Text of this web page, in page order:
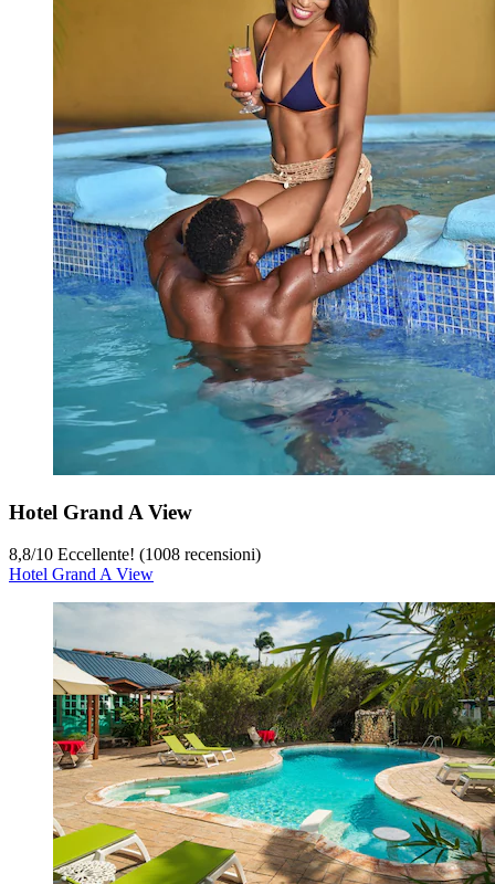
Hotel Grand A View
8,8/10 Eccellente! (1008 recensioni)
Hotel Grand A View